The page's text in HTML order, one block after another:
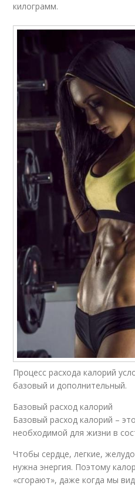
килограмм.
Процесс расхода калорий
базовый и дополнительный.
Базовый расход калорий
Базовый расход калорий –
необходимой для жизни в
Чтобы сердце, легкие,
нужна энергия. Поэтому
«сгорают», даже когда мы